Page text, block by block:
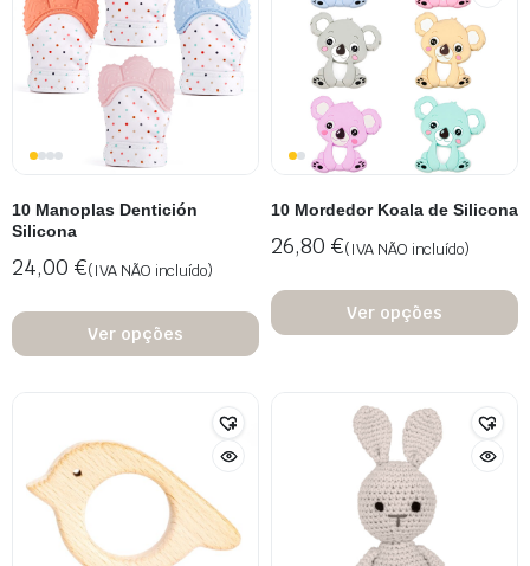
10 Manoplas Dentición
Silicona
24,00 €(IVA NÃO incluído)
Ver opções
10 Mordedor Koala de Silicona
26,80 €(IVA NÃO incluído)
Ver opções